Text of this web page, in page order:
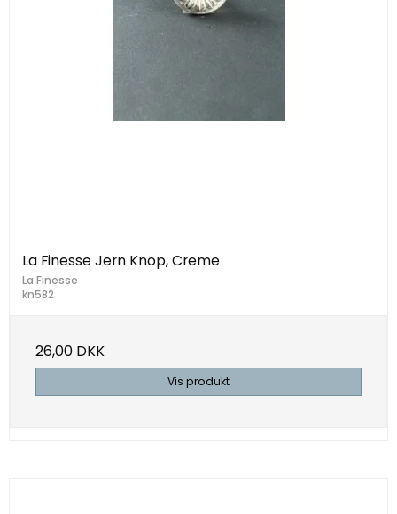
La Finesse Jern Knop, Creme
La Finesse
kn582
26,00 DKK
Vis produkt